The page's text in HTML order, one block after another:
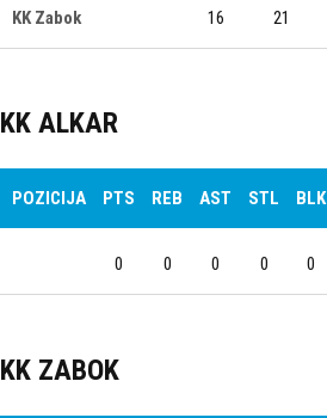
KK Zabok 16 21
KK ALKAR
POZICIJA PTS REB AST STL BLK
0 0 0 0 0
KK ZABOK